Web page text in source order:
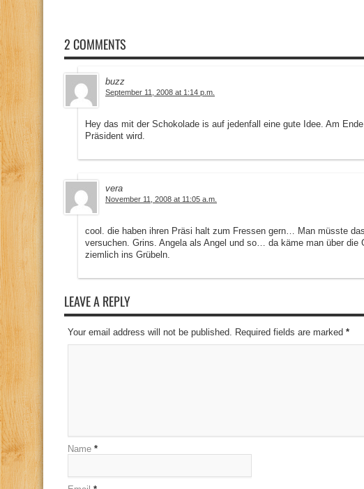
2 COMMENTS
buzz
September 11, 2008 at 1:14 p.m.
Hey das mit der Schokolade is auf jedenfall eine gute Idee. Am
Präsident wird.
vera
November 11, 2008 at 11:05 a.m.
cool. die haben ihren Präsi halt zum Fressen gern… Man müsste
versuchen. Grins. Angela als Angel und so… da käme man über die
ziemlich ins Grübeln.
LEAVE A REPLY
Your email address will not be published. Required fields are marked *
Name *